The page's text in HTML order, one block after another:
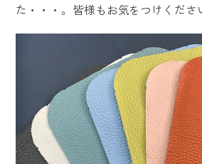
た・・・。皆様もお気をつけくださ